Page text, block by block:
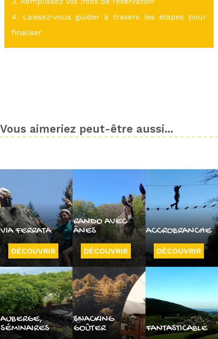
4. Laissez-vous guider à travers les étapes pour
finaliser
Vous aimeriez peut-être aussi...
VIA FERRATA
DÉCOUVRIR
RANDO AVEC
ÂNES
DÉCOUVRIR
ACCROBRANCHE
DÉCOUVRIR
AUBERGE,
SÉMINAIRES
SNACKING
GOÛTER
FANTASTICABLE